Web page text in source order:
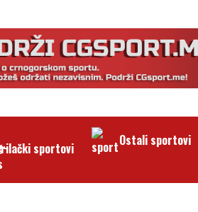
sportovi Ostali sportovi